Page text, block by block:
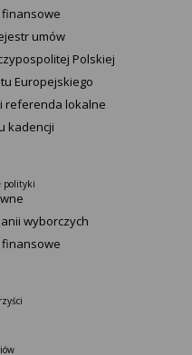
umów
Polskiej
Europejskiego
referenda lokalne
kadencji
polityki
wyborczych